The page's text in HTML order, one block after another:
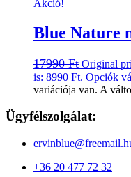
Akció!
Blue Nature
17990Ft Original
is: 8990 Ft. Opciók
variációja van. A
Ügyfélszolgálat:
+36 20 477 72 32